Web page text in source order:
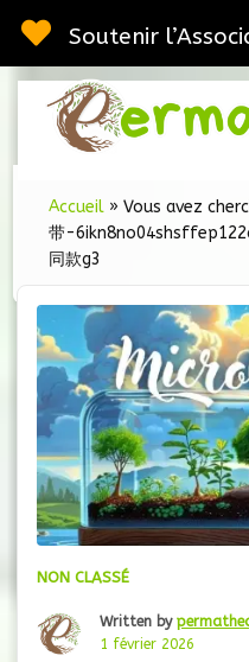
au
contenu
Soutenir
Accueil »Vous avez
带-
同款g3
NON CLASSÉ
Written by
1 février 2026